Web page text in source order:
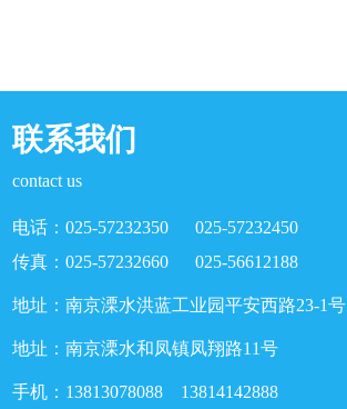
联系我们
contact us
电话：025-57232350 025-57232450
传真：025-57232660 025-56612188
地址：南京溧水洪蓝工业园平安西路23-1号
地址：南京溧水和凤镇凤翔路11号
手机：13813078088 13814142888